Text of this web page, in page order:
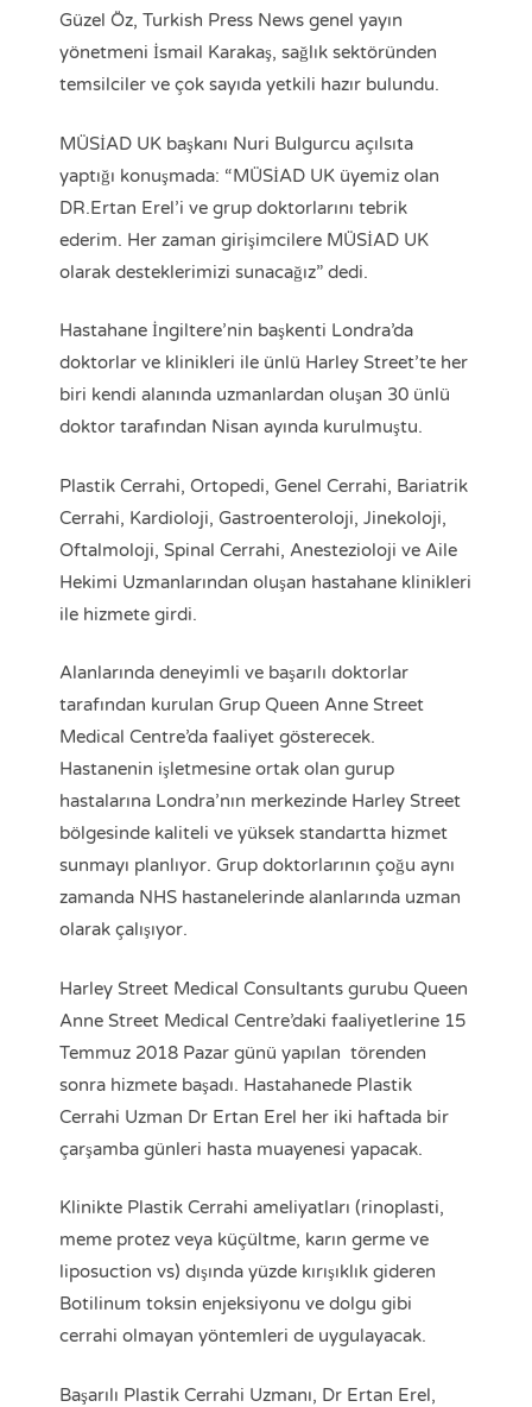
Güzel Öz, Turkish Press News genel yayın
yönetmeni İsmail Karakaş, sağlık sektöründen
temsilciler ve çok sayıda yetkili hazır bulundu.
MÜSİAD UK başkanı Nuri Bulgurcu açılsıta
yaptığı konuşmada: “MÜSİAD UK üyemiz olan
DR.Ertan Erel’i ve grup doktorlarını tebrik
ederim. Her zaman girişimcilere MÜSİAD UK
olarak desteklerimizi sunacağız” dedi.
Hastahane İngiltere’nin başkenti Londra’da
doktorlar ve klinikleri ile ünlü Harley Street’te her
biri kendi alanında uzmanlardan oluşan 30 ünlü
doktor tarafından Nisan ayında kurulmuştu.
Plastik Cerrahi, Ortopedi, Genel Cerrahi, Bariatrik
Cerrahi, Kardioloji, Gastroenteroloji, Jinekoloji,
Oftalmoloji, Spinal Cerrahi, Anestezioloji ve Aile
Hekimi Uzmanlarından oluşan hastahane klinikleri
ile hizmete girdi.
Alanlarında deneyimli ve başarılı doktorlar
tarafından kurulan Grup Queen Anne Street
Medical Centre’da faaliyet gösterecek.
Hastanenin işletmesine ortak olan gurup
hastalarına Londra’nın merkezinde Harley Street
bölgesinde kaliteli ve yüksek standartta hizmet
sunmayı planlıyor. Grup doktorlarının çoğu aynı
zamanda NHS hastanelerinde alanlarında uzman
olarak çalışıyor.
Harley Street Medical Consultants gurubu Queen
Anne Street Medical Centre’daki faaliyetlerine 15
Temmuz 2018 Pazar günü yapılan törenden
sonra hizmete başadı. Hastahanede Plastik
Cerrahi Uzman Dr Ertan Erel her iki haftada bir
çarşamba günleri hasta muayenesi yapacak.
Klinikte Plastik Cerrahi ameliyatları (rinoplasti,
meme protez veya küçültme, karın germe ve
liposuction vs) dışında yüzde kırışıklık gideren
Botilinum toksin enjeksiyonu ve dolgu gibi
cerrahi olmayan yöntemleri de uygulayacak.
Başarılı Plastik Cerrahi Uzmanı, Dr Ertan Erel,